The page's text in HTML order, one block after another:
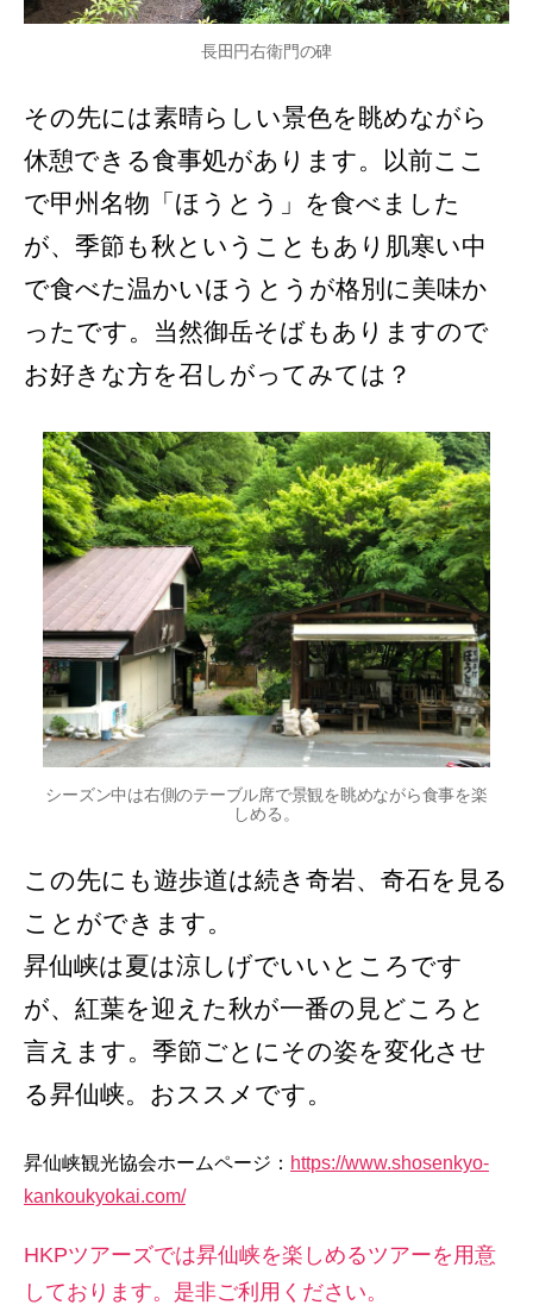
長田円右衛門の碑
その先には素晴らしい景色を眺めながら
休憩できる食事処があります。以前ここ
で甲州名物「ほうとう」を食べました
が、季節も秋ということもあり肌寒い中
で食べた温かいほうとうが格別に美味か
ったです。当然御岳そばもありますので
お好きな方を召しがってみては？
シーズン中は右側のテーブル席で景観を眺めながら食事を楽
しめる。
この先にも遊歩道は続き奇岩、奇石を見る
ことができます。
昇仙峡は夏は涼しげでいいところです
が、紅葉を迎えた秋が一番の見どころと
言えます。季節ごとにその姿を変化させ
る昇仙峡。おススメです。
昇仙峡観光協会ホームページ： https://www.shosenkyo-
kankoukyokai.com/
HKPツアーズでは昇仙峡を楽しめるツアーを用意
しております。是非ご利用ください。